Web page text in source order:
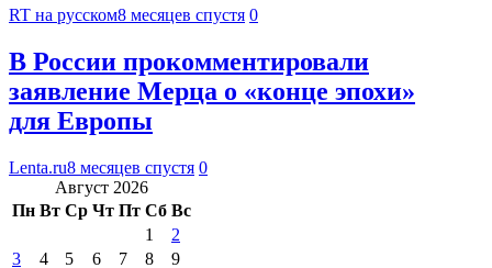
RT на русском8 месяцев спустя 0
В России прокомментировали
заявление Мерца о «конце эпохи»
для Европы
Lenta.ru8 месяцев спустя 0
Август 2026
Пн Вт Ср Чт Пт Сб Вс
1
2
3
4 5 6 7 8
9